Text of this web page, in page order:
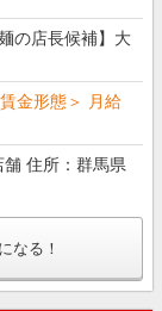
の店長候補】大
金形態＞ 月給
住所：群馬県
なる！